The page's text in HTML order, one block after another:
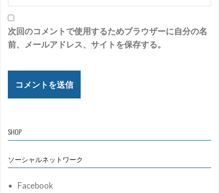
次回のコメントで使用するためブラウザーに自分の名
前、メールアドレス、サイトを保存する。
SHOP
ソーシャルネットワーク
Facebook